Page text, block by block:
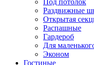
Под потолок
Раздвижные
Открытая
Распашные
Гардероб
Для
Эконом
Гостиные